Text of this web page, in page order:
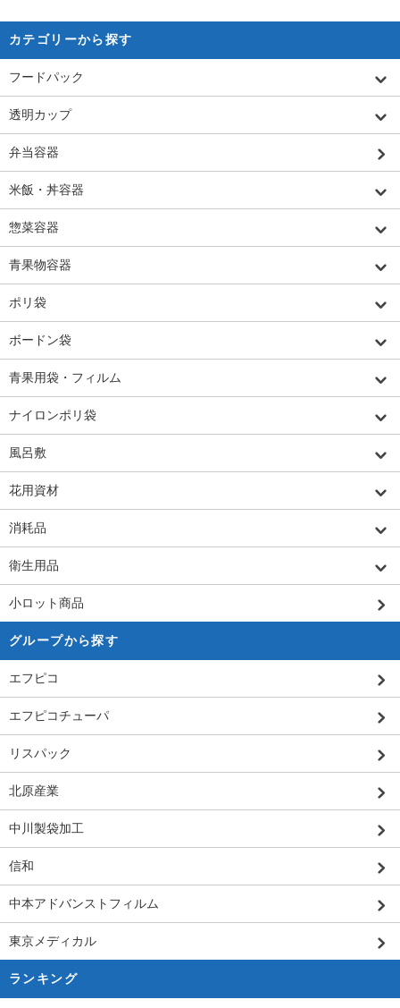
カテゴリーから探す
フードパック
透明カップ
弁当容器
米飯・丼容器
惣菜容器
青果物容器
ポリ袋
ボードン袋
青果用袋・フィルム
ナイロンポリ袋
風呂敷
花用資材
消耗品
衛生用品
小ロット商品
グループから探す
エフピコ
エフピコチューパ
リスパック
北原産業
中川製袋加工
信和
中本アドバンストフィルム
東京メディカル
ランキング